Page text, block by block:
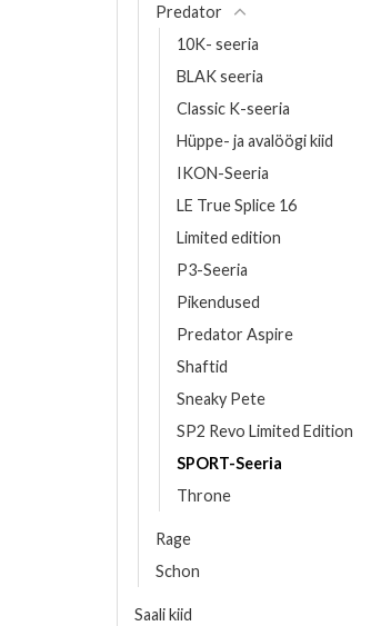
Predator
10K- seeria
BLAK seeria
Classic K-seeria
Hüppe- ja avalöögi kiid
IKON-Seeria
LE True Splice 16
Limited edition
P3-Seeria
Pikendused
Predator Aspire
Shaftid
Sneaky Pete
SP2 Revo Limited Edition
SPORT-Seeria
Throne
Rage
Schon
Saali kiid